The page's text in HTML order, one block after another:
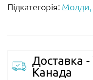
Підкатегорія: Молди,
Доставка
Канада